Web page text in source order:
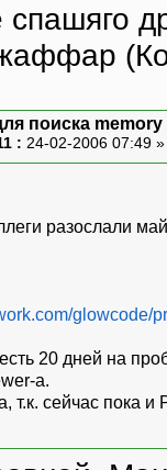
спашяго
поиска memory
: 24-02-2006 07:49
разослали
glowcode/
20 дней на
а.
т.к. сейчас пока и